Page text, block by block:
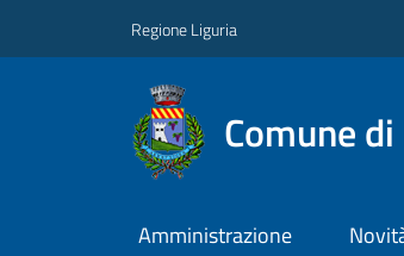
Regione Liguria
Comune
Amministrazione